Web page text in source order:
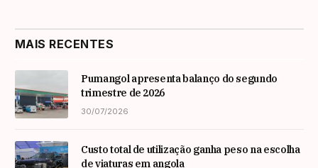
MAIS RECENTES
Pumangol apresenta balanço do segundo
trimestre de 2026
30/07/2026
Custo total de utilização ganha peso na escolha
de viaturas em angola